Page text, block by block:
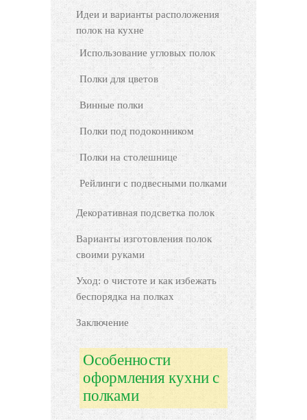
Идеи и варианты расположения
полок на кухне
Использование угловых полок
Полки для цветов
Винные полки
Полки под подоконником
Полки на столешнице
Рейлинги с подвесными полками
Декоративная подсветка полок
Варианты изготовления полок
своими руками
Уход: о чистоте и как избежать
беспорядка на полках
Заключение
Особенности
оформления кухни с
полками